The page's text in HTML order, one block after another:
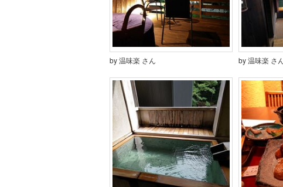
by 温味楽 さん by 温味楽 さ